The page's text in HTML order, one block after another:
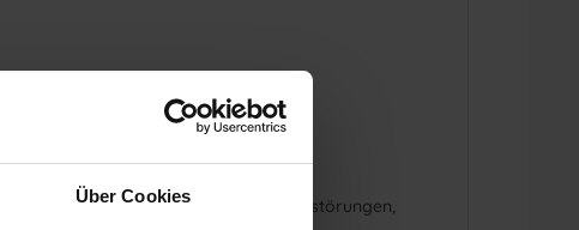
Über Cookies
Gleichzeitig reduziert er Pigmentstörungen,